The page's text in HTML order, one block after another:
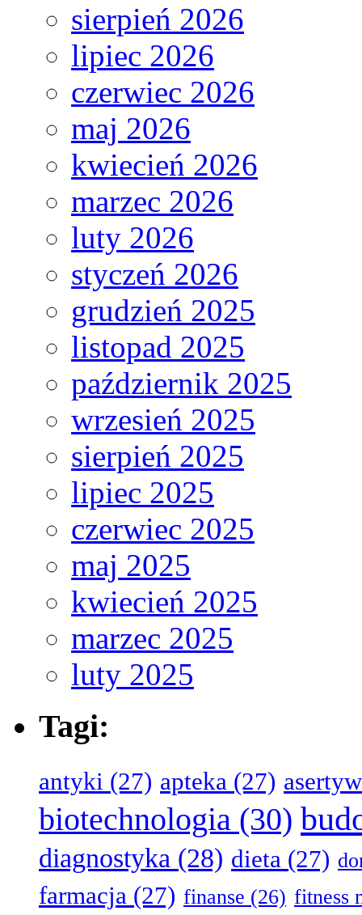
sierpień 2026
lipiec 2026
czerwiec 2026
maj 2026
kwiecień 2026
marzec 2026
luty 2026
styczeń 2026
grudzień 2025
listopad 2025
październik 2025
wrzesień 2025
sierpień 2025
lipiec 2025
czerwiec 2025
maj 2025
kwiecień 2025
marzec 2025
luty 2025
Tagi:
antyki (27) apteka (27)
biotechnologia (30)
diagnostyka (28) dieta (27)
farmacja (27) finanse (26) fitness